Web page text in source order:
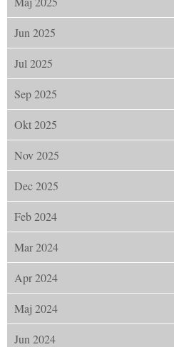
Jun 2025
Jul 2025
Sep 2025
Okt 2025
Nov 2025
Dec 2025
Feb 2024
Mar 2024
Apr 2024
Maj 2024
Jun 2024